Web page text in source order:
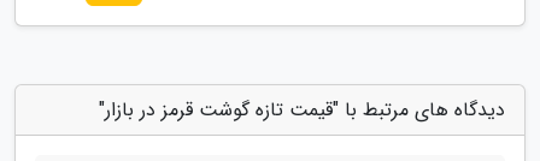
دیدگاه های مرتبط با "قیمت تازه گوشت قرمز در بازار"